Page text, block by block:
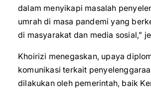
dalam menyikapi masalah
umrah di masa pandemi yang
di masyarakat dan media sosial,”
Khoirizi menegaskan, upaya
komunikasi terkait
dilakukan oleh pemerintah, baik